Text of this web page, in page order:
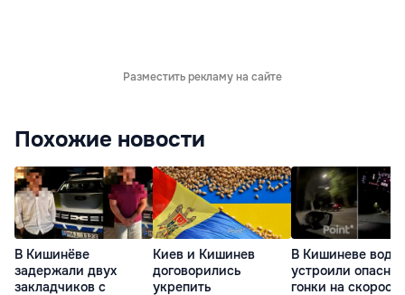
Разместить рекламу на сайте
Похожие новости
В Кишинёве
задержали двух
закладчиков с
Киев и Кишинев
договорились
укрепить
В Кишиневе
устроили
гонки на